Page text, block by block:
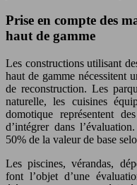
Prise en compte des
haut de gamme
Les constructions utilisant
haut de gamme nécessitent
de reconstruction. Les
naturelle, les cuisines
domotique représentent
d’intégrer dans
50% de la valeur de base
Les piscines, vérandas,
font l’objet d’une